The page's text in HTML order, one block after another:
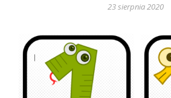
23 sierpnia 2020